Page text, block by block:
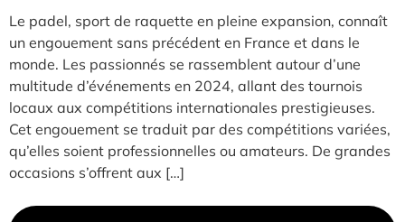
Le padel, sport de raquette en pleine expansion, connaît
un engouement sans précédent en France et dans le
monde. Les passionnés se rassemblent autour d’une
multitude d’événements en 2024, allant des tournois
locaux aux compétitions internationales prestigieuses.
Cet engouement se traduit par des compétitions variées,
qu’elles soient professionnelles ou amateurs. De grandes
occasions s’offrent aux […]